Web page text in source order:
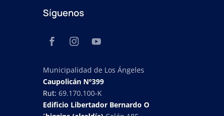
Síguenos
Municipalidad de Los Ángeles
Caupolicán N°399
Rut:69.170.100-K
Edificio Libertador Bernardo O